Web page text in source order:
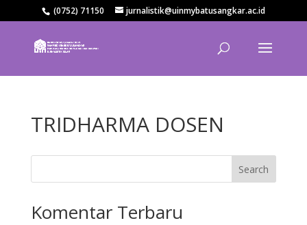
(0752) 71150 jurnalistik@uinmybatusangkar.ac.id
TRIDHARMA DOSEN
Search
Komentar Terbaru